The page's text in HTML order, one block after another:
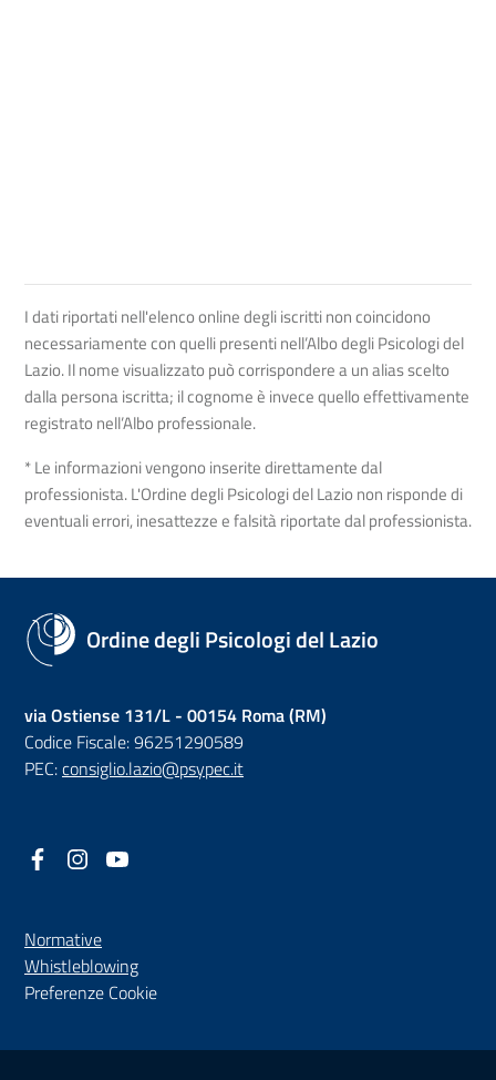
I dati riportati nell'elenco online degli iscritti non coincidono
necessariamente con quelli presenti nell’Albo degli Psicologi del
Lazio. Il nome visualizzato può corrispondere a un alias scelto
dalla persona iscritta; il cognome è invece quello effettivamente
registrato nell’Albo professionale.
* Le informazioni vengono inserite direttamente dal
professionista. L'Ordine degli Psicologi del Lazio non risponde di
eventuali errori, inesattezze e falsità riportate dal professionista.
Ordine degli Psicologi del Lazio
via Ostiense 131/L - 00154 Roma (RM)
Codice Fiscale: 96251290589
PEC:consiglio.lazio@psypec.it
Facebook
(nuova scheda - new tab)
Instagram
(nuova scheda - new tab)
Normative
Whistleblowing(nuova scheda - new tab)
Preferenze Cookie
Sezione Link Utili